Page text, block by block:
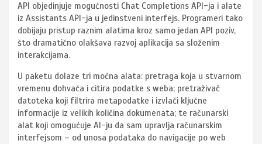
API objedinjuje mogućnosti Chat Completions API-ja i alate
iz Assistants API-ja u jedinstveni interfejs. Programeri tako
dobijaju pristup raznim alatima kroz samo jedan API poziv,
što dramatično olakšava razvoj aplikacija sa složenim
interakcijama.
U paketu dolaze tri moćna alata: pretraga koja u stvarnom
vremenu dohvaća i citira podatke s weba; pretraživač
datoteka koji filtrira metapodatke i izvlači ključne
informacije iz velikih količina dokumenata; te računarski
alat koji omogućuje AI-ju da sam upravlja računarskim
interfejsom – od unosa podataka do navigacije po web